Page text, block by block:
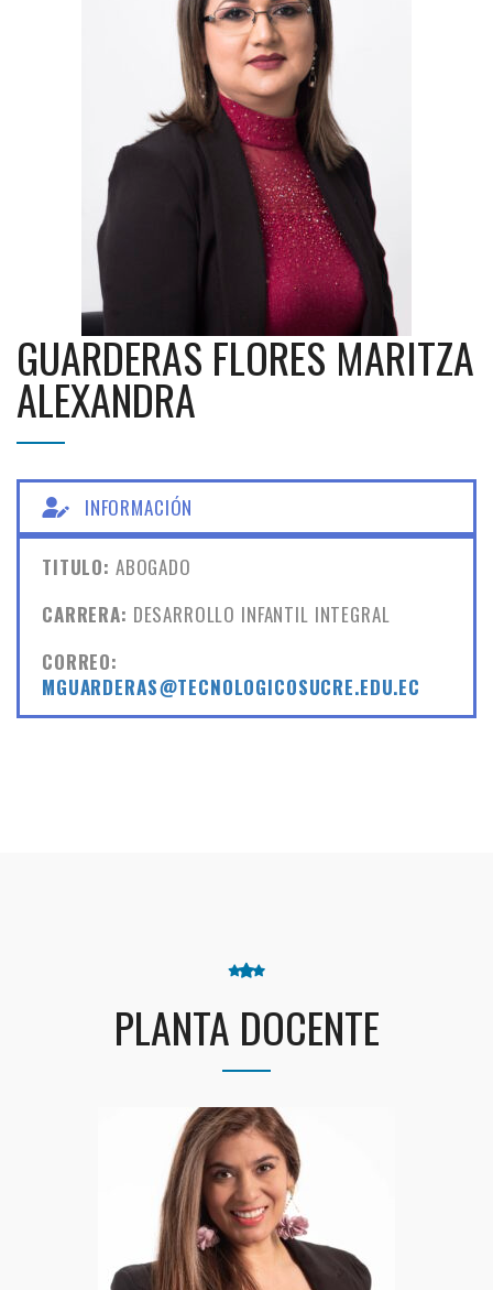
GUARDERAS FLORES MARITZA
ALEXANDRA
INFORMACIÓN
TITULO: ABOGADO
CARRERA: DESARROLLO INFANTIL INTEGRAL
CORREO:
MGUARDERAS@TECNOLOGICOSUCRE.EDU.EC
PLANTA DOCENTE